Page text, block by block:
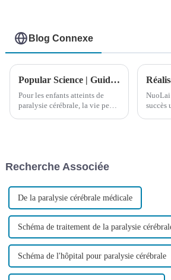
Blog Connexe
Popular Science | Guide de réadaptation et de traitement pour les enfants atteints de paralysie cérébrale
Pour les enfants atteints de
paralysie cérébrale, la vie peut
psychologique continu de la
succès
Recherche Associée
De la paralysie cérébrale médicale
Schéma de traitement de la paralysie
Schéma de l'hôpital pour paralysie cérébrale